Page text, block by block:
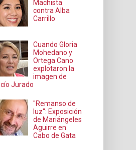
Machista
contra Alba
Carrillo
Cuando Gloria
Mohedano y
Ortega Cano
explotaron la
imagen de
Jurado
"Remanso de
luz": Exposición
de Mariángeles
Aguirre en
Cabo de Gata